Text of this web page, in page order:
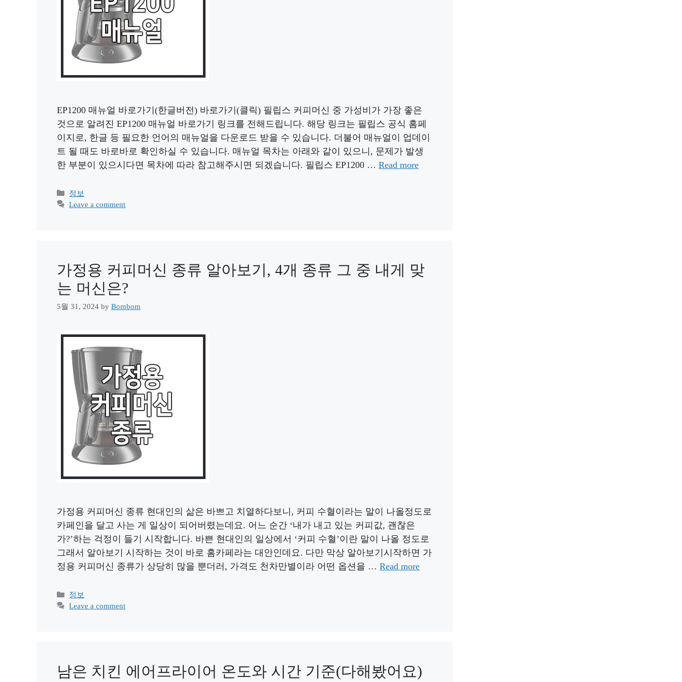
EP1200 매뉴얼 바로가기(한글버전) 바로가기(클릭) 필립스 커피머신 중 가성비가 가장 좋은
것으로 알려진 EP1200 매뉴얼 바로가기 링크를 전해드립니다. 해당 링크는 필립스 공식 홈페
이지로, 한글 등 필요한 언어의 매뉴얼을 다운로드 받을 수 있습니다. 더불어 매뉴얼이 업데이
트 될 때도 바로바로 확인하실 수 있습니다. 매뉴얼 목차는 아래와 같이 있으니, 문제가 발생
한 부분이 있으시다면 목차에 따라 참고해주시면 되겠습니다. 필립스 EP1200 … Read more
Categories
정보
Leave a comment
가정용 커피머신 종류 알아보기, 4개 종류 그 중 내게 맞
는 머신은?
5월 31, 2024 by Bombom
가정용 커피머신 종류 현대인의 삶은 바쁘고 치열하다보니, 커피 수혈이라는 말이 나올정도로
카페인을 달고 사는 게 일상이 되어버렸는데요. 어느 순간 ‘내가 내고 있는 커피값, 괜찮은
가?’하는 걱정이 들기 시작합니다. 바쁜 현대인의 일상에서 ‘커피 수혈’이란 말이 나올 정도로
그래서 알아보기 시작하는 것이 바로 홈카페라는 대안인데요. 다만 막상 알아보기시작하면 가
정용 커피머신 종류가 상당히 많을 뿐더러, 가격도 천차만별이라 어떤 옵션을 … Read more
Categories
정보
Leave a comment
남은 치킨 에어프라이어 온도와 시간 기준(다해봤어요)